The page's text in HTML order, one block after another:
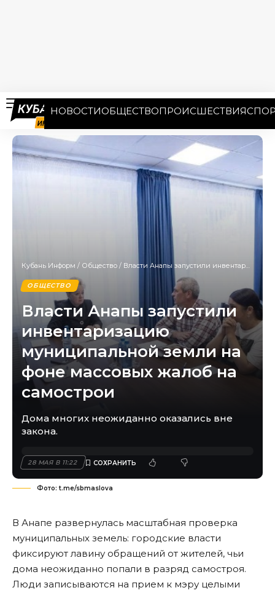
НОВОСТИОБЩЕСТВОПРОИСШЕСТВИЯ
Кубань Информ / Общество / Власти Анапы запустили инвентаризацию муниципальной земли на фоне массовых жалоб на самострои
ОБЩЕСТВО
Власти Анапы запустили
инвентаризацию
муниципальной земли на
фоне массовых жалоб на
самострои
Дома многих неожиданно оказались вне
закона.
28 МАЯ В 11:22
Фото: t.me/sbmaslova
В Анапе развернулась масштабная проверка
муниципальных земель: городские власти
фиксируют лавину обращений от жителей, чьи
дома неожиданно попали в разряд самостроя.
Люди записываются на прием к мэру целыми